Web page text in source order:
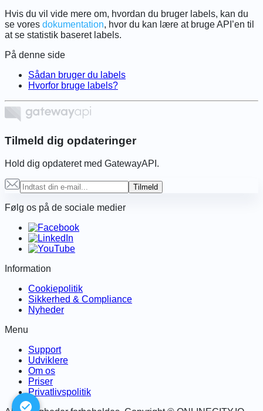
Hvis du vil vide mere om, hvordan du bruger labels, kan du
se vores dokumentation, hvor du kan lære at bruge API’en til
at se statistik baseret labels.
På denne side
Sådan bruger du labels
Hvorfor bruge labels?
Tilmeld dig opdateringer
Hold dig opdateret med GatewayAPI.
Tilmeld
Følg os på de sociale medier
Information
Cookiepolitik
Sikkerhed & Compliance
Nyheder
Menu
Support
Udviklere
Om os
Priser
Privatlivspolitik